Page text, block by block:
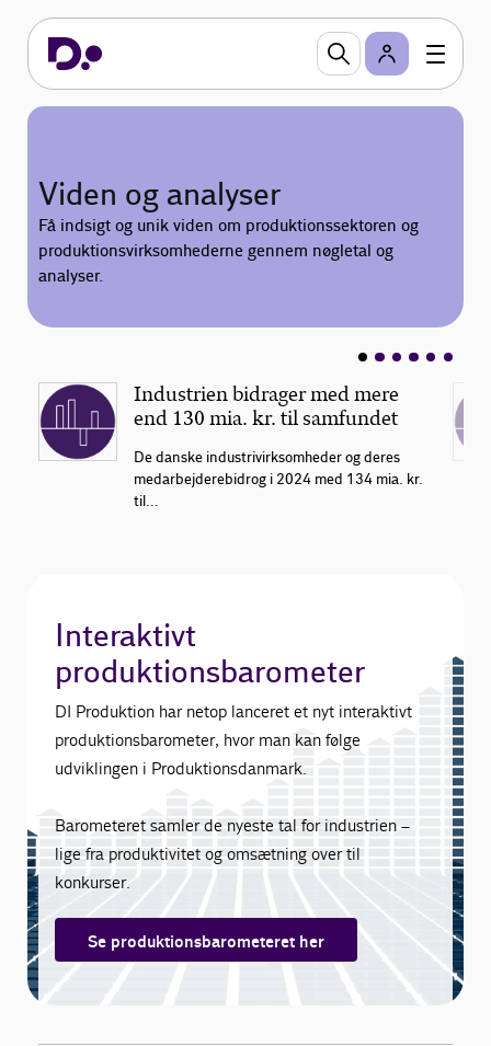
Viden og analyser
Få indsigt og unik viden om produktionssektoren og
produktionsvirksomhederne gennem nøgletal og
analyser.
Industrien bidrager med mere
end 130 mia. kr. til samfundet
De danske industrivirksomheder og deres
medarbejdere bidrog i 2024 med 134 mia. kr.
til…
Interaktivt
produktionsbarometer
DI Produktion har netop lanceret et nyt interaktivt
produktionsbarometer, hvor man kan følge
udviklingen i Produktionsdanmark.
Barometeret samler de nyeste tal for industrien –
lige fra produktivitet og omsætning over til
konkurser.
Se produktionsbarometeret her